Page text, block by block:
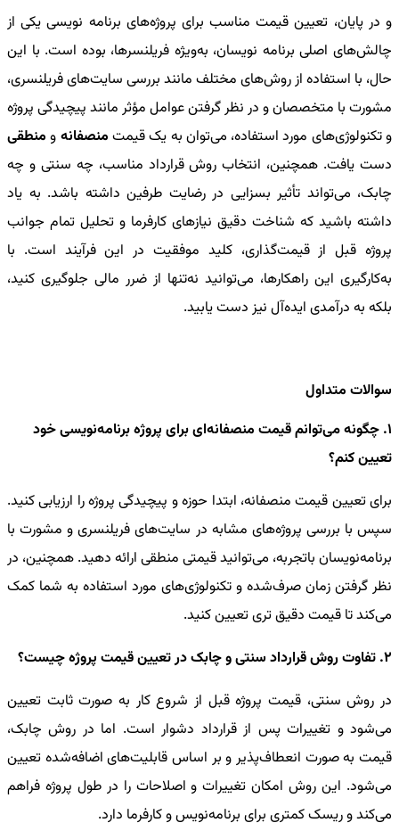
و در پایان، تعیین قیمت مناسب برای پروژه‌های برنامه‌ نویسی یکی از
چالش‌های اصلی برنامه‌ نویسان، به‌ویژه فریلنسرها، بوده است. با این
حال، با استفاده از روش‌های مختلف مانند بررسی سایت‌های فریلنسری،
مشورت با متخصصان و در نظر گرفتن عوامل مؤثر مانند پیچیدگی پروژه
و تکنولوژی‌های مورد استفاده، می‌توان به یک قیمت منصفانه و منطقی
دست یافت. همچنین، انتخاب روش قرارداد مناسب، چه سنتی و چه
چابک، می‌تواند تأثیر بسزایی در رضایت طرفین داشته باشد. به یاد
داشته باشید که شناخت دقیق نیازهای کارفرما و تحلیل تمام جوانب
پروژه قبل از قیمت‌گذاری، کلید موفقیت در این فرآیند است. با
به‌کارگیری این راهکارها، می‌توانید نه‌تنها از ضرر مالی جلوگیری کنید،
بلکه به درآمدی ایده‌آل نیز دست یابید.
سوالات متداول
1. چگونه می‌توانم قیمت منصفانه‌ای برای پروژه برنامه‌نویسی خود
تعیین کنم؟
برای تعیین قیمت منصفانه، ابتدا حوزه و پیچیدگی پروژه را ارزیابی کنید.
سپس با بررسی پروژه‌های مشابه در سایت‌های فریلنسری و مشورت با
برنامه‌نویسان باتجربه، می‌توانید قیمتی منطقی ارائه دهید. همچنین، در
نظر گرفتن زمان صرف‌شده و تکنولوژی‌های مورد استفاده به شما کمک
می‌کند تا قیمت دقیق‌ تری تعیین کنید.
2. تفاوت روش قرارداد سنتی و چابک در تعیین قیمت پروژه چیست؟
در روش سنتی، قیمت پروژه قبل از شروع کار به صورت ثابت تعیین
می‌شود و تغییرات پس از قرارداد دشوار است. اما در روش چابک،
قیمت به صورت انعطاف‌پذیر و بر اساس قابلیت‌های اضافه‌شده تعیین
می‌شود. این روش امکان تغییرات و اصلاحات را در طول پروژه فراهم
می‌کند و ریسک کمتری برای برنامه‌نویس و کارفرما دارد.